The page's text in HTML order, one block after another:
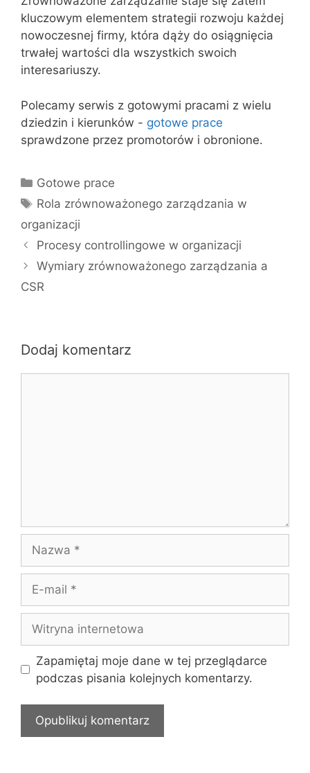
kluczowym elementem strategii rozwoju każdej
nowoczesnej firmy, która dąży do osiągnięcia
trwałej wartości dla wszystkich swoich
interesariuszy.
Polecamy serwis z gotowymi pracami z wielu
dziedzin i kierunków - gotowe prace
sprawdzone przez promotorów i obronione.
Kategorie
Gotowe prace
Tagi
Rola zrównoważonego zarządzania w
organizacji
Procesy controllingowe w organizacji
Wymiary zrównoważonego zarządzania a
CSR
Dodaj komentarz
mail
internetowa
Zapamiętaj moje dane w tej przeglądarce
podczas pisania kolejnych komentarzy.